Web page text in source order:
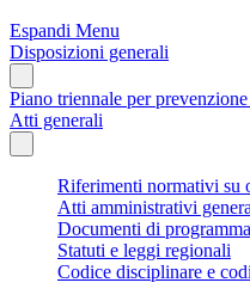
Espandi Menu
Disposizioni generali
Piano triennale per
Atti generali
Riferimenti normativi su
Atti amministrativi
Documenti di
Statuti e leggi regionali
Codice disciplinare e